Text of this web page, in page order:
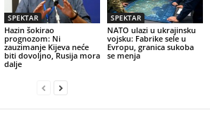
SPEKTAR
Hazin šokirao
prognozom: Ni
zauzimanje Kijeva neće
biti dovoljno, Rusija mora
dalje
SPEKTAR
NATO ulazi u ukrajinsku
vojsku: Fabrike sele u
Evropu, granica sukoba
se menja